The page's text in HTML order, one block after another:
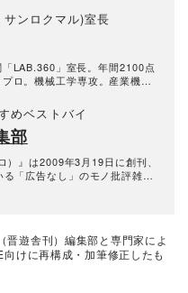
ンロクマル)室長
LAB.360」室長。年間2100点
ロ。機械工学専攻。産業機械
多くの商品テストに従事。テ
ザイン、試験装置の製作、テ
テストを手がける。日用雑貨
ト方法の妥当性を担保しつ
が分かるビジュアル性を伴う
はプラモデル作り。
めベストバイ
部
）』は2009年3月19日に創刊、
「広告なし」のモノ批評雑誌
して紹介。編集長・山田和樹を
制で日々の検証・記事制作を
遊舎刊）編集部と専門家によ
けに再構成・加筆修正したも